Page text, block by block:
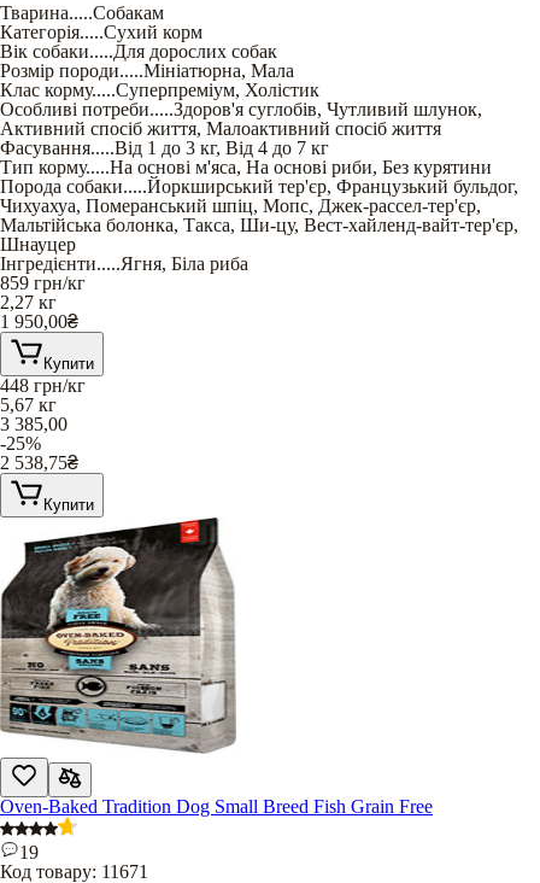
Тварина.....Собакам
Категорія.....Сухий корм
Вік собаки.....Для дорослих собак
Розмір породи.....Мініатюрна, Мала
Клас корму.....Суперпреміум, Холістик
Особливі потреби.....Здоров'я суглобів, Чутливий шлунок,
Активний спосіб життя, Малоактивний спосіб життя
Фасування.....Від 1 до 3 кг, Від 4 до 7 кг
Тип корму.....На основі м'яса, На основі риби, Без курятини
Порода собаки.....Йоркширський тер'єр, Французький бульдог,
Чихуахуа, Померанський шпіц, Мопс, Джек-рассел-тер'єр,
Мальтійська болонка, Такса, Ши-цу, Вест-хайленд-вайт-тер'єр,
Шнауцер
Інгредієнти.....Ягня, Біла риба
859 грн/кг
2,27 кг
1 950,00₴
Купити
448 грн/кг
5,67 кг
3 385,00
-25%
2 538,75₴
Купити
Oven-Baked Tradition Dog Small Breed Fish Grain Free
19
Код товару: 11671